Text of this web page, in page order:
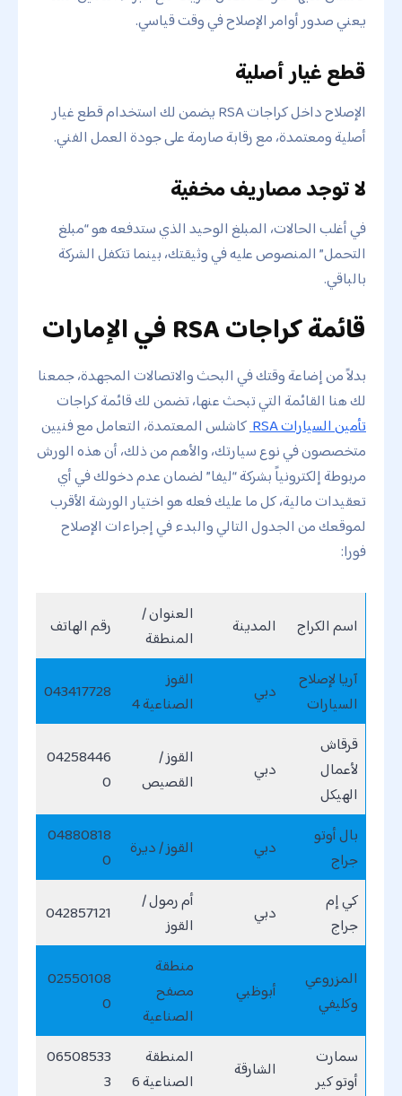
يعني صدور أوامر الإصلاح في وقت قياسي.
قطع غيار أصلية
الإصلاح داخل كراجات RSA يضمن لك استخدام قطع غيار
أصلية ومعتمدة، مع رقابة صارمة على جودة العمل الفني.
لا توجد مصاريف مخفية
في أغلب الحالات، المبلغ الوحيد الذي ستدفعه هو “مبلغ
التحمل” المنصوص عليه في وثيقتك، بينما تتكفل الشركة
بالباقي.
قائمة كراجات RSA في الإمارات
بدلاً من إضاعة وقتك في البحث والاتصالات المجهدة، جمعنا
لك هنا القائمة التي تبحث عنها، تضمن لك قائمة كراجات
تأمين السيارات RSA
كاشلس المعتمدة، التعامل مع فنيين
متخصصون في نوع سيارتك، والأهم من ذلك، أن هذه الورش
مربوطة إلكترونياً بشركة “ليفا” لضمان عدم دخولك في أي
تعقيدات مالية، كل ما عليك فعله هو اختيار الورشة الأقرب
لموقعك من الجدول التالي والبدء في إجراءات الإصلاح
فورا:
اسم الكراج المدينة
العنوان /
المنطقة
رقم الهاتف
آريا لإصلاح
السيارات
دبي
القوز
الصناعية 4
043417728
قرقاش
لأعمال
الهيكل
دبي
القوز /
القصيص
04258446
0
بال أوتو
جراج
دبي القوز / ديرة
04880818
0
كي إم
جراج
دبي
أم رمول /
القوز
042857121
المزروعي
وكليفي
أبوظبي
منطقة
مصفح
الصناعية
02550108
0
سمارت
أوتو كير
الشارقة
المنطقة
الصناعية 6
06508533
3